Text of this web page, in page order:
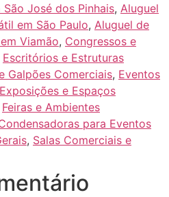
José dos Pinhais, Aluguel
em São Paulo, Aluguel de
Viamão, Congressos e
Escritórios e Estruturas
Galpões Comerciais, Eventos
Exposições e Espaços
Feiras e Ambientes
para Eventos
, Salas Comerciais e